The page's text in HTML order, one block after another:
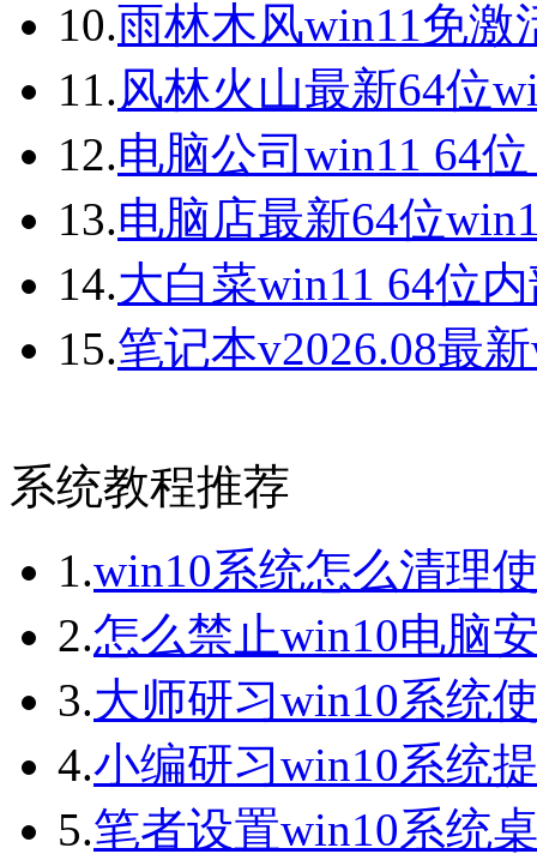
10.雨林木风win11免
11.风林火山最新64位
12.电脑公司win11 64
13.电脑店最新64位
14.大白菜win11 64位
15.笔记本v2026.08最
系统教程推荐
1.win10系统怎么清理
2.怎么禁止win10电脑
3.大师研习win10系统
4.小编研习win10系统
5.笔者设置win10系统